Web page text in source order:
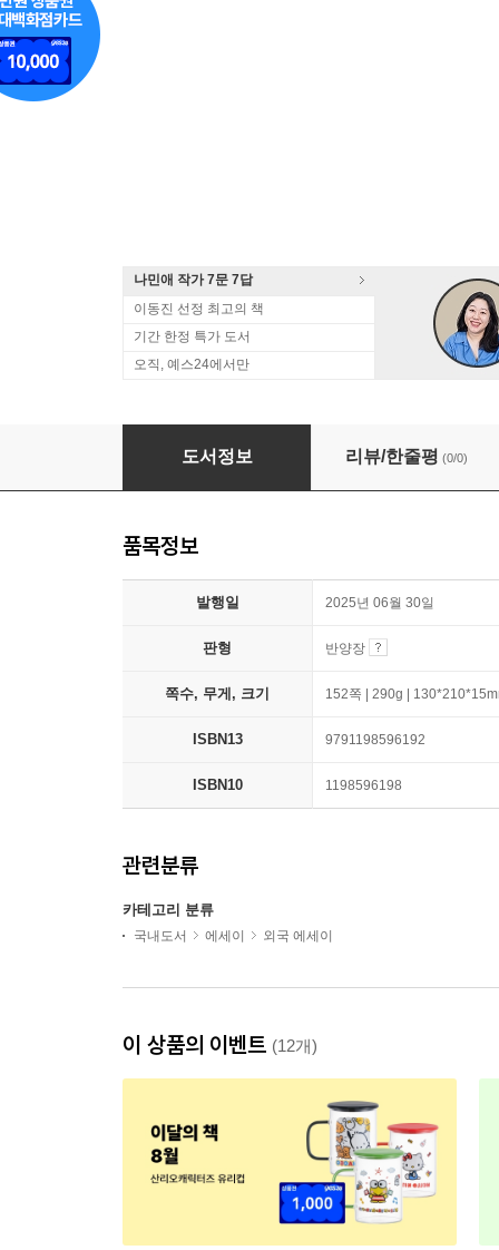
나민애 작가 7문 7답
이동진 선정 최고의 책
기간 한정 특가 도서
오직, 예스24에서만
1816년 여름, 우리는 스위스로 여행을 갔고 (B
도서정보 리뷰/한줄평 (0/0)
품목정보
발행일 2025년 06월 30일
판형 반양장
쪽수, 무게, 크기 152쪽 | 290g |
ISBN13 9791198596192
ISBN10 1198596198
관련분류
카테고리 분류
국내도서 에세이 외국 에세이
이 상품의 이벤트 (12개)